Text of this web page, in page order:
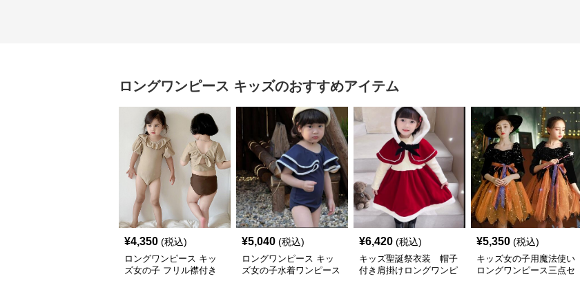
ロングワンピース キッズのおすすめアイテム
¥4,350 (税込)
ロングワンピース キッ
ズ女の子 フリル襟付き
¥5,040 (税込)
ロングワンピース キッ
ズ女の子水着ワンピース
¥6,420 (税込)
キッズ聖誕祭衣装 帽子
付き肩掛けロングワンピ
¥5,350 (税込)
キッズ女の子用魔法使い
ロングワンピース三点セ